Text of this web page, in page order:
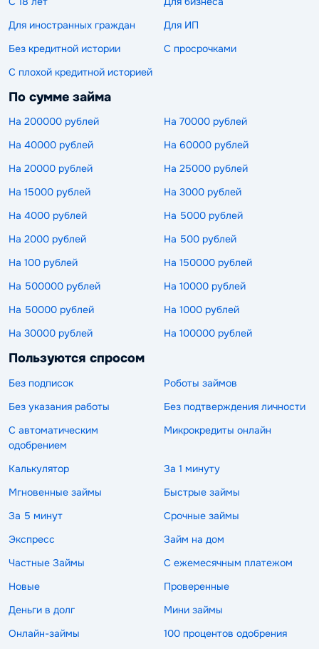
Для иностранных граждан
Для ИП
Без кредитной истории
С просрочками
С плохой кредитной историей
По сумме займа
На 200000 рублей
На 70000 рублей
На 40000 рублей
На 60000 рублей
На 20000 рублей
На 25000 рублей
На 15000 рублей
На 3000 рублей
На 4000 рублей
На 5000 рублей
На 2000 рублей
На 500 рублей
На 100 рублей
На 150000 рублей
На 500000 рублей
На 10000 рублей
На 50000 рублей
На 1000 рублей
На 30000 рублей
На 100000 рублей
Пользуются спросом
Без подписок
Роботы займов
Без указания работы
Без подтверждения личности
С автоматическим
одобрением
Микрокредиты онлайн
Калькулятор
За 1 минуту
Мгновенные займы
Быстрые займы
За 5 минут
Срочные займы
Экспресс
Займ на дом
Частные Займы
С ежемесячным платежом
Новые
Проверенные
Деньги в долг
Мини займы
Онлайн-займы
100 процентов одобрения